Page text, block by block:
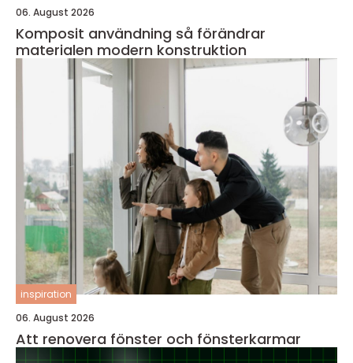
06. August 2026
Komposit användning så förändrar
materialen modern konstruktion
inspiration
06. August 2026
Att renovera fönster och fönsterkarmar